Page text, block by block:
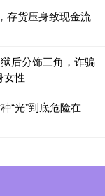
存货压身致现金流
后分饰三角，诈骗
女性
“光”到底危险在